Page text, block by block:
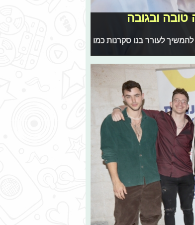
טובה ובגובה
לעורר בנו סקרנות כמו